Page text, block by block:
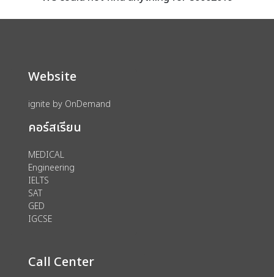
assignment ลงทะเบียน
Website
ignite by OnDemand
คอร์สเรียน
MEDICAL
Engineering
IELTS
SAT
GED
IGCSE
Call Center